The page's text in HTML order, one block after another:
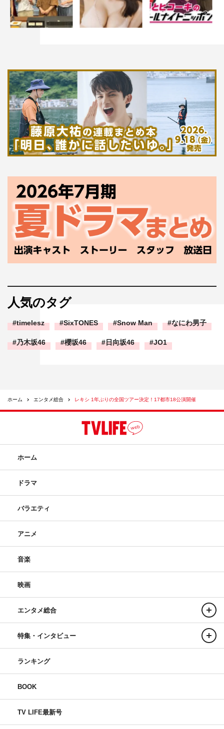
人気のタグ
timelesz SixTONES Snow Man なにわ男子
乃木坂46 櫻坂46 日向坂46 JO1
ホーム エンタメ総合 レキシ 1年ぶりの全国ツアー決定！17都市18公演開催
ホーム
ドラマ
バラエティ
アニメ
音楽
映画
エンタメ総合
特集・インタビュー
ランキング
BOOK
TV LIFE最新号